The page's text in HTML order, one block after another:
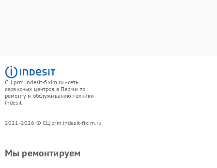
СЦ prm.indesit-fixim.ru - сеть
сервисных центров в Перми по
ремонту и обслуживанию техники
Indesit
2021-2026 © СЦ prm.indesit-fixim.ru
Мы ремонтируем